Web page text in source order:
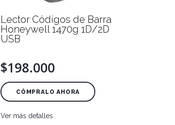
Lector Códigos de Barra
Honeywell 1470g 1D/2D
USB
$198.000
CÓMPRALO AHORA
Ver más detalles